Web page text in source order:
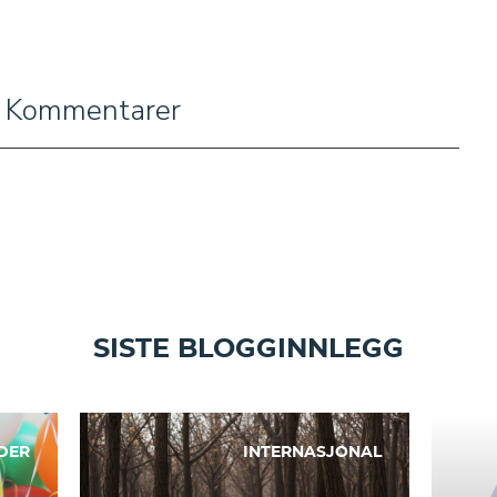
Kommentarer
SISTE BLOGGINNLEGG
INTERNASJONAL